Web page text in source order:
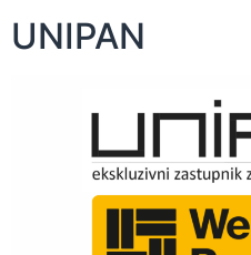
UNIPAN